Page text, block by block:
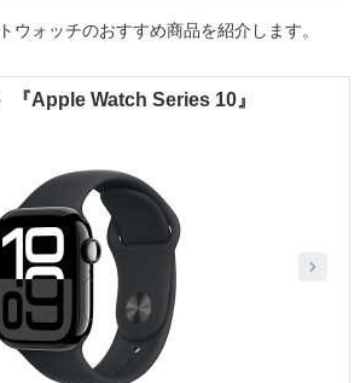
ウォッチのおすすめ商品を紹介します。
『Apple Watch Series 10』